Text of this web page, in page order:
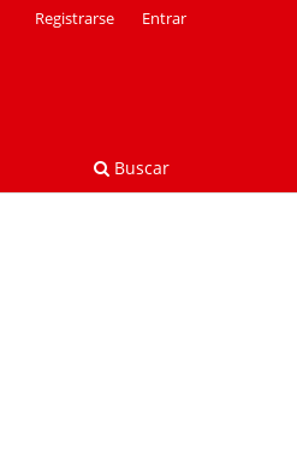
Buscar
Registrarse Entrar